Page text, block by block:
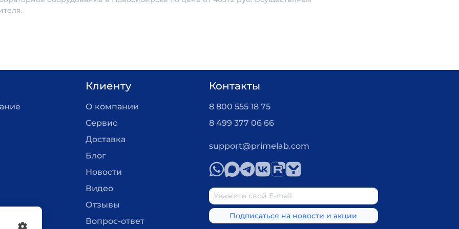
Клиенту
О компании
Сервис
Доставка
Блог
Новости
Видео
Отзывы
Вопрос-ответ
Контакты
8 800 555 18 75
8 499 377 06 66
support@primelab.com